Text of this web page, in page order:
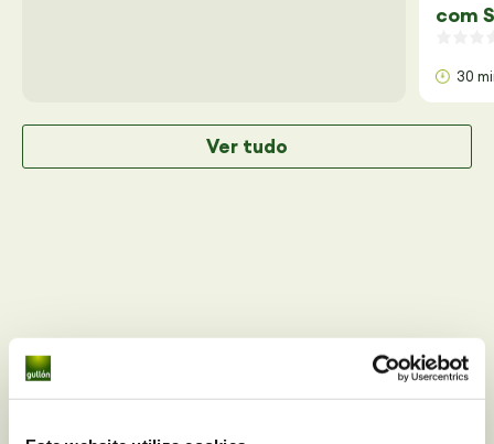
com
30
Ver tudo